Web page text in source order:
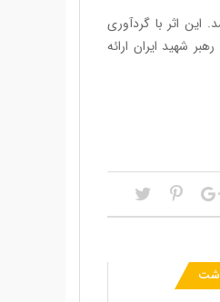
اثر با گردآوری
شهید ایران ارائه